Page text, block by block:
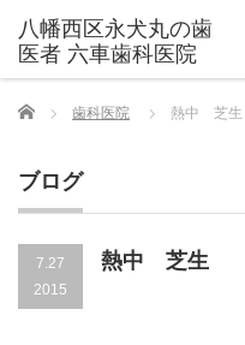
Home 歯科医院 熱中 芝生
ブログ
7.27
2015
熱中 芝生